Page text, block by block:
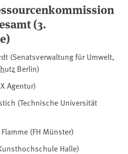
(3.
(Senatsverwaltung für Umwelt,
Berlin)
Agentur)
(Technische Universität
(FH Münster)
Halle)